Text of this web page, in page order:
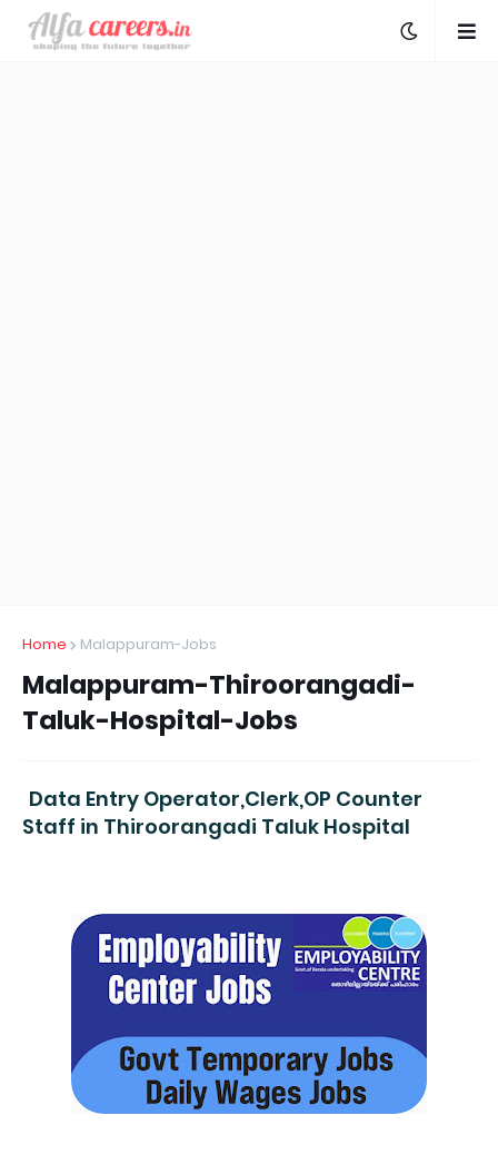
Home Malappuram-Jobs
Malappuram-Thiroorangadi-
Taluk-Hospital-Jobs
Data Entry Operator,Clerk,OP Counter
Staff in Thiroorangadi Taluk Hospital